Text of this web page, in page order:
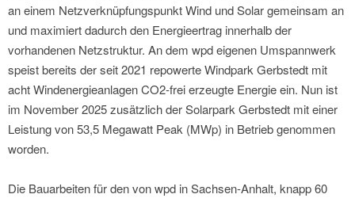
an einem Netzverknüpfungspunkt Wind und Solar gemeinsam an
und maximiert dadurch den Energieertrag innerhalb der
vorhandenen Netzstruktur. An dem wpd eigenen Umspannwerk
speist bereits der seit 2021 repowerte Windpark Gerbstedt mit
acht Windenergieanlagen CO2-frei erzeugte Energie ein. Nun ist
im November 2025 zusätzlich der Solarpark Gerbstedt mit einer
Leistung von 53,5 Megawatt Peak (MWp) in Betrieb genommen
worden.
Die Bauarbeiten für den von wpd in Sachsen-Anhalt, knapp 60